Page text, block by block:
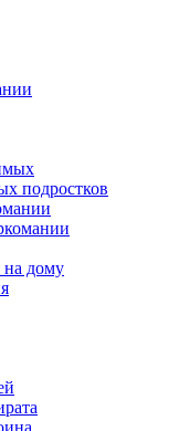
подростков
на дому